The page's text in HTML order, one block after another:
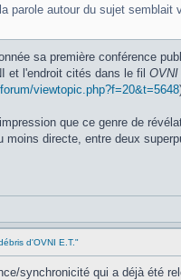
parole autour du sujet
sa première conférence
et l'endroit cités dans le fil OVNI
viewtopic.php?f=20&t=5648
que ce genre de
moins directe, entre deux
d'OVNI E.T."
synchronicité qui a déjà été